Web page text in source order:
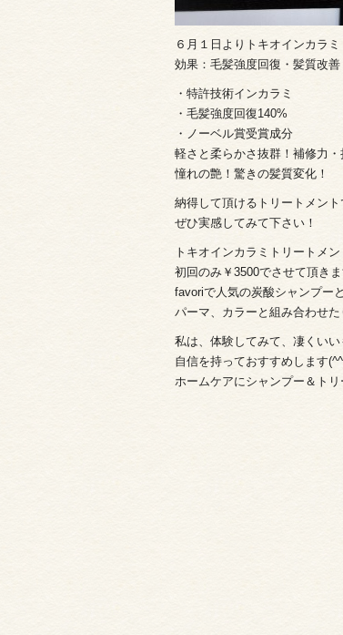
６月１日よりトキオインカラ
効果：毛髪強度回復・髪質改善
・特許技術インカラミ
・毛髪強度回復140%
・ノーベル賞受賞成分
軽さと柔らかさ抜群！補修力
憧れの艶！驚きの髪質変化！
納得して頂けるトリートメント
ぜひ実感してみて下さい！
トキオインカラミトリートメ
初回のみ￥3500でさせて頂き
favoriで人気の炭酸シャンプー
パーマ、カラーと組み合わせた
私は、体験してみて、凄くいい
自信を持っておすすめします
ホームケアにシャンプー＆ト